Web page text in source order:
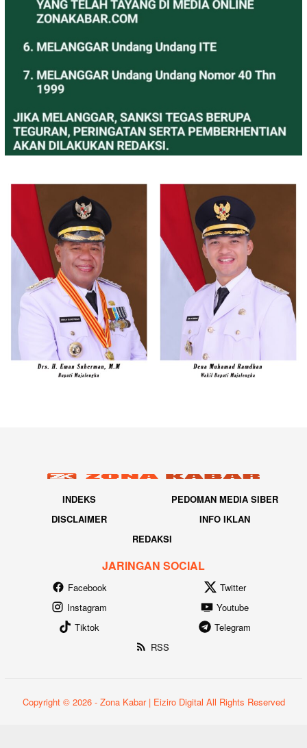
INDEKS
PEDOMAN MEDIA SIBER
DISCLAIMER
INFO IKLAN
REDAKSI
JARINGAN SOCIAL
Facebook
Twitter
Instagram
Youtube
Tiktok
Telegram
RSS
Copyright © 2026 - Zona Kabar | Eiziro Digital All Rights Reserved